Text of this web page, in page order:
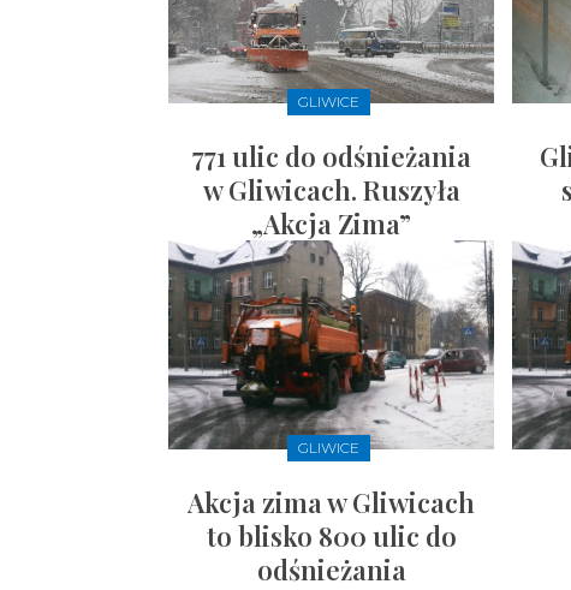
GLIWICE
771 ulic do odśnieżania
w Gliwicach. Ruszyła
„Akcja Zima”
GLIWICE
Akcja zima w Gliwicach
to blisko 800 ulic do
odśnieżania